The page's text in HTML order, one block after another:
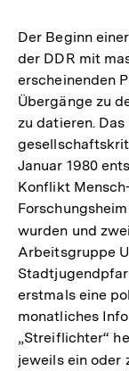
Der Beginn
der DDR mit
erscheinenden
Übergänge zu
zu datieren.
Januar 1980
Konflikt
wurden und
Arbeitsgruppe
erstmals eine
monatliches
„Streiflichter“
jeweils ein oder